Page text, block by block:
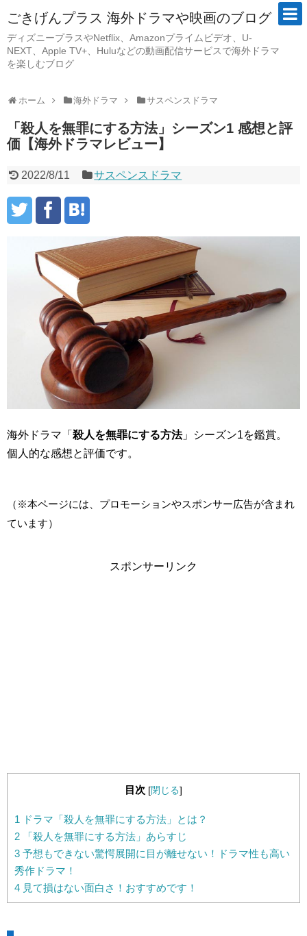
ごきげんプラス 海外ドラマや映画のブログ
ディズニープラスやNetflix、Amazonプライムビデオ、U-
NEXT、Apple TV+、Huluなどの動画配信サービスで海外ドラマ
を楽しむブログ
ホーム 海外ドラマ サスペンスドラマ
「殺人を無罪にする方法」シーズン1 感想と評
価【海外ドラマレビュー】
2022/8/11 サスペンスドラマ
海外ドラマ「 殺人を無罪にする方法」シーズン1を鑑賞。
個人的な感想と評価です。
（※本ページには、プロモーションやスポンサー広告が含まれ
ています）
スポンサーリンク
目次 [閉じる]
1 ドラマ「殺人を無罪にする方法」とは？
2 「殺人を無罪にする方法」あらすじ
3 予想もできない驚愕展開に目が離せない！ドラマ性も高い
秀作ドラマ！
4 見て損はない面白さ！おすすめです！